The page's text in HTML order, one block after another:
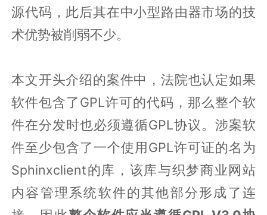
源代码，此后其在中小型路由器市场的技
术优势被削弱不少。
本文开头介绍的案件中，法院也认定如果
软件包含了GPL许可的代码，那么整个软
件在分发时也必须遵循GPL协议。涉案软
件至少包含了一个使用GPL许可证的名为
Sphinxclient的库，该库与织梦商业网站
内容管理系统软件的其他部分形成了连